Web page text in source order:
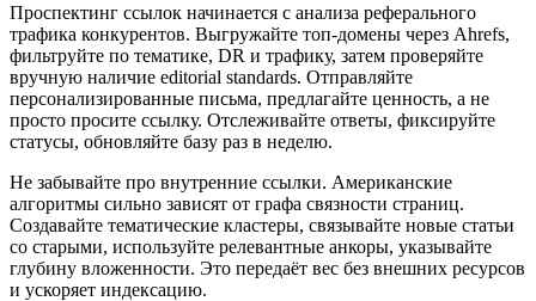
Проспектинг ссылок начинается с анализа реферального
трафика конкурентов. Выгружайте топ-домены через Ahrefs,
фильтруйте по тематике, DR и трафику, затем проверяйте
вручную наличие editorial standards. Отправляйте
персонализированные письма, предлагайте ценность, а не
просто просите ссылку. Отслеживайте ответы, фиксируйте
статусы, обновляйте базу раз в неделю.
Не забывайте про внутренние ссылки. Американские
алгоритмы сильно зависят от графа связности страниц.
Создавайте тематические кластеры, связывайте новые статьи
со старыми, используйте релевантные анкоры, указывайте
глубину вложенности. Это передаёт вес без внешних ресурсов
и ускоряет индексацию.